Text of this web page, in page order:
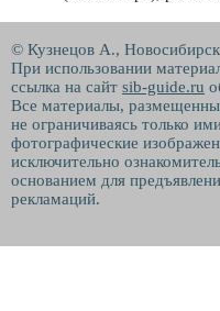
© Кузнецов А.,
При использовании
ссылка на сайт sib-guide.ru
Все материалы,
не ограничиваясь только
фотографические
исключительно
основанием для
рекламаций.